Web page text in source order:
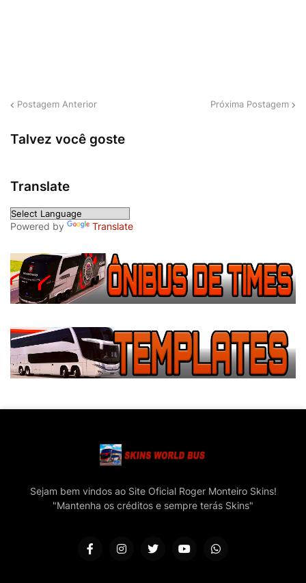
Postagem Anterior Próxima Postagem
Talvez você goste
Translate
Powered by Translate
Sejam bem vindos ao Site Oficial Roger Monteiro Skins!
"Mantenha os créditos e sempre terás Skins"